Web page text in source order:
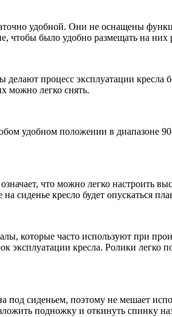
удобной. Они не оснащены
чтобы было удобно размещать на них
процесс эксплуатации
можно легко снять.
удобном положении в диапазоне
что можно легко настроить
сиденье кресло будет опускаться
которые часто используют при
эксплуатации кресла. Ролики легко
сиденьем, поэтому не мешает
подножку и откинуть спинку